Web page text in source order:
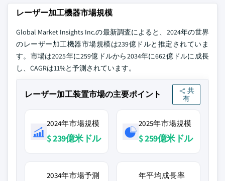
レーザー加工機器市場規模
Global Market Insights Inc.の最新調査によると、2024年の世界
のレーザー加工機器市場規模は239億ドルと推定されていま
す。市場は2025年に259億ドルから2034年に662億ドルに成長
し、CAGRは11%と予測されています。
レーザー加工装置市場の主要ポイント
共
有
2024年市場規模
$ 239億米ドル
2025年市場規模
$ 259億米ドル
2034年市場予測
年平均成長率